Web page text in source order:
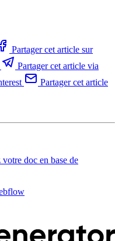
Partager cet article sur
Partager cet article via
Partager cet article
doc en base de